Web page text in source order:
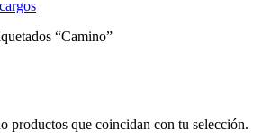
“Camino”
productos que coincidan con tu selección.